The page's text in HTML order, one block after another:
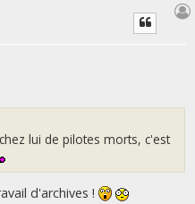
lui de pilotes morts, c'est
d'archives !